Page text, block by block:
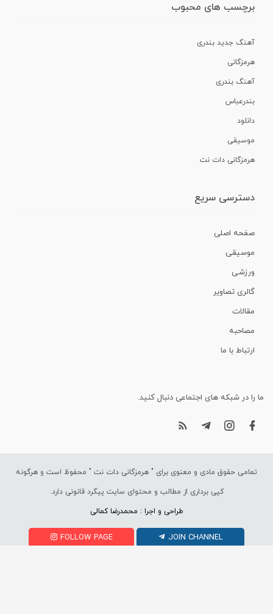
برچسب های محبوب
آهنگ جدید بندری
هرمزگانی
آهنگ بندری
بندرعباس
دانلود
موسیقی
هرمزگانی دات نت
دسترسی سریع
صفحه اصلی
موسیقی
ورزشی
گالری تصاویر
مقالات
مصاحبه
ارتباط با ما
ما را در شبکه های اجتماعی دنبال کنید.
تمامی حقوق مادی و معنوی برای " هرمزگانی دات نت " محفوظ است و هرگونه
کپی برداری از مطالب و محتوای سایت پیگرد قانونی دارد.
طراحی و اجرا : محمدرضا کمالی
FOLLOW PAGE JOIN CHANNEL